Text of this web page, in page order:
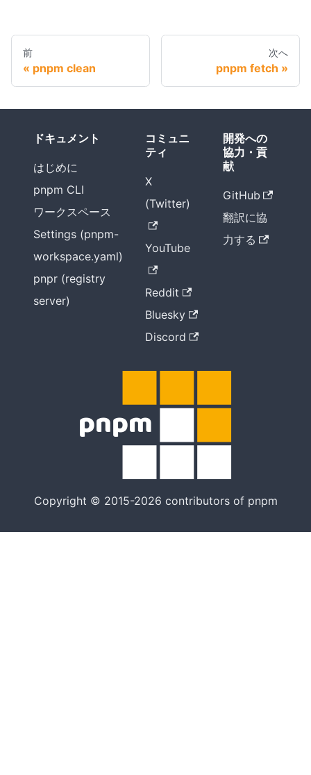
前
pnpm clean
次へ
pnpm fetch
ドキュメント
はじめに
pnpm CLI
ワークスペース
Settings (pnpm-
workspace.yaml)
pnpr (registry
server)
コミュニ
ティ
X
(Twitter)
YouTube
Reddit
Bluesky
Discord
開発への
協力・貢
献
GitHub
翻訳に協
力する
Copyright © 2015-2026 contributors of pnpm